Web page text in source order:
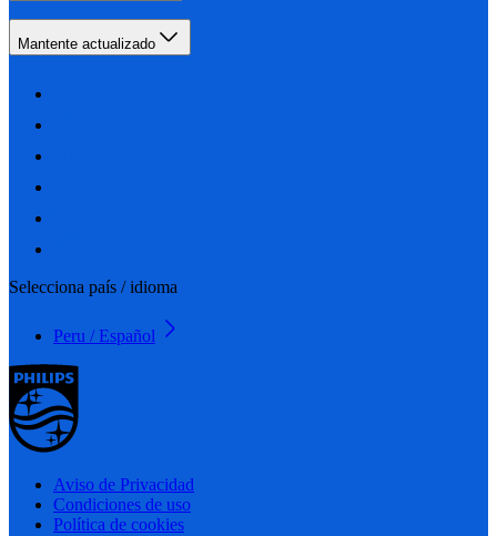
Mantente actualizado
Selecciona país / idioma
Peru / Español
Aviso de Privacidad
Condiciones de uso
Política de cookies